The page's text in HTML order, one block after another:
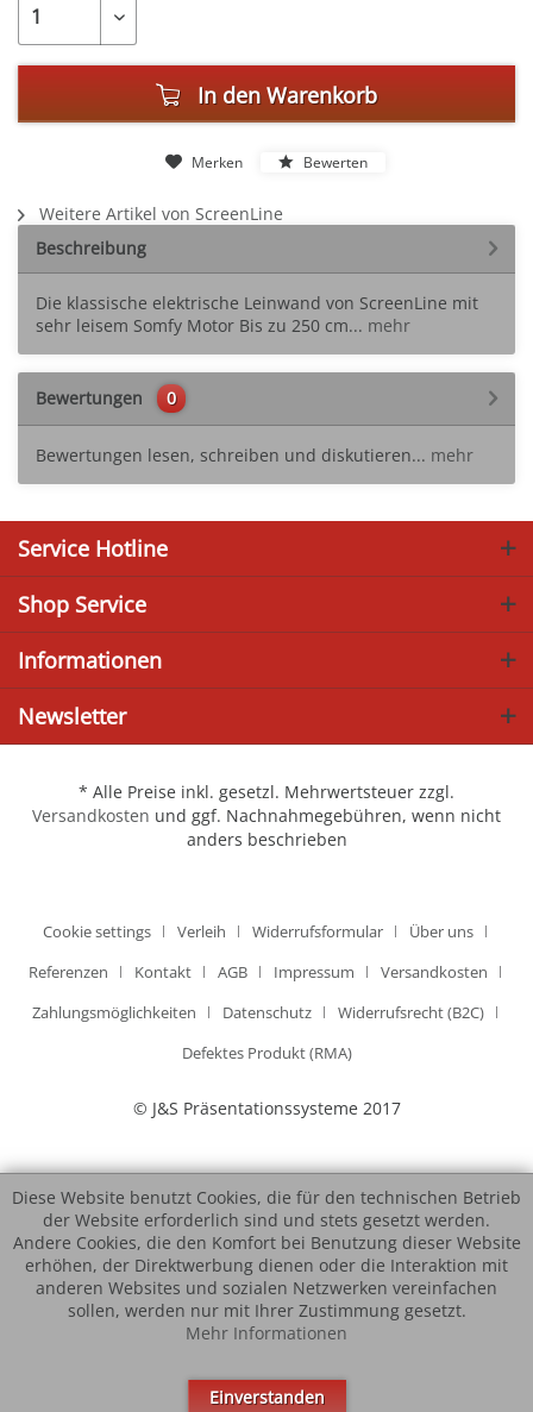
In den Warenkorb
Merken Bewerten
Weitere Artikel von ScreenLine
Beschreibung
Die klassische elektrische Leinwand von ScreenLine mit
sehr leisem Somfy Motor Bis zu 250 cm... mehr
Bewertungen 0
Bewertungen lesen, schreiben und diskutieren... mehr
Service Hotline
Shop Service
Informationen
Newsletter
* Alle Preise inkl. gesetzl. Mehrwertsteuer zzgl.
Versandkosten und ggf. Nachnahmegebühren, wenn nicht
anders beschrieben
Cookie settings Verleih Widerrufsformular
Über uns
Referenzen
Kontakt AGB Impressum
Versandkosten
Zahlungsmöglichkeiten
Datenschutz
Widerrufsrecht (B2C)
Defektes Produkt (RMA)
© J&S Präsentationssysteme 2017
Diese Website benutzt Cookies, die für den technischen Betrieb
der Website erforderlich sind und stets gesetzt werden.
Andere Cookies, die den Komfort bei Benutzung dieser Website
erhöhen, der Direktwerbung dienen oder die Interaktion mit
anderen Websites und sozialen Netzwerken vereinfachen
sollen, werden nur mit Ihrer Zustimmung gesetzt.
Mehr Informationen
Einverstanden